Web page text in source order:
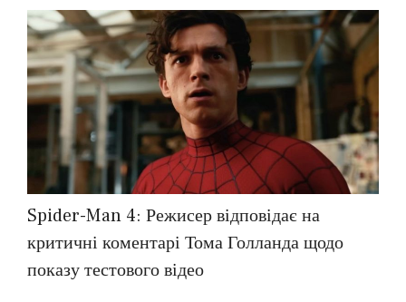
Spider-Man 4: Режисер відповідає на
критичні коментарі Тома Голланда щодо
показу тестового відео